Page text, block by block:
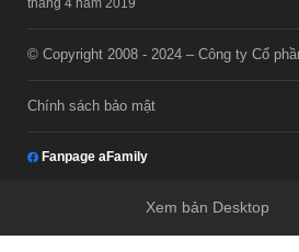
tháng 4 năm 2019
© Copyright 2008 - 2024 – Công ty Cổ
Chính sách bảo mật
Fanpage aFamily
Xem bản Desktop